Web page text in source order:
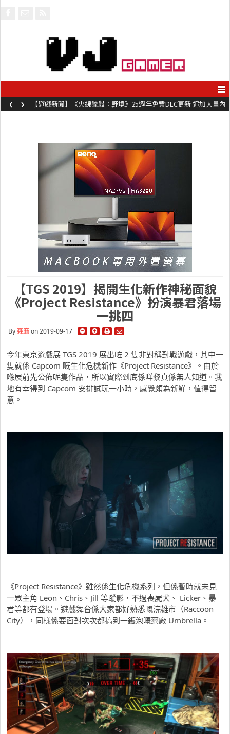
【遊戲新聞】《火線獵殺：野境》25週年免費DLC更新 追加大量內
容同時系舊作限時超平價折扣
‹ ›
【TGS 2019】揭開生化新作神秘面貌
《Project Resistance》扮演暴君落場
一挑四
By森麻on 2019-09-17
今年東京遊戲展 TGS 2019 展出咗 2 隻非對稱對戰遊戲，其中一
隻就係 Capcom 嘅生化危機新作《Project Resistance》。由於
喺展前先公佈呢隻作品，所以實際到底係咩黎真係無人知道。我
地有幸得到 Capcom 安排試玩一小時，感覺頗為新鮮，值得留
意。
《Project Resistance》雖然係生化危機系列，但係暫時就未見
一眾主角 Leon、Chris、Jill 等蹤影，不過喪屍犬、 Licker、暴
君等都有登場。遊戲舞台係大家都好熟悉嘅浣雄市（Raccoon
City），同樣係要面對次次都搞到一鑊泡嘅藥廠 Umbrella。